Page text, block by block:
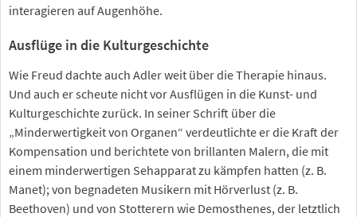
interagieren auf Augenhöhe.
Ausflüge in die Kulturgeschichte
Wie Freud dachte auch Adler weit über die Therapie hinaus.
Und auch er scheute nicht vor Ausflügen in die Kunst- und
Kulturgeschichte zurück. In seiner Schrift über die
„Minderwertigkeit von Organen“ verdeutlichte er die Kraft der
Kompensation und berichtete von brillanten Malern, die mit
einem minderwertigen Sehapparat zu kämpfen hatten (z. B.
Manet); von begnadeten Musikern mit Hörverlust (z. B.
Beethoven) und von Stotterern wie Demosthenes, der letztlich